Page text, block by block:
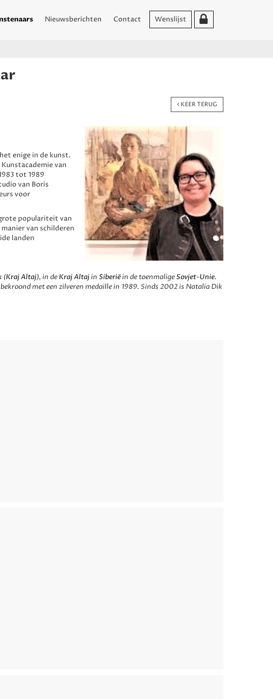
Nieuwsberichten Contact Wenslijst
KEER TERUG
enige in de kunst.
van
tot 1989
van Boris
voor
populariteit van
van schilderen
landen
(Kraj Altaj), in de Kraj Altajin Siberiëin de toenmaligeSovjet-Unie.
met een zilveren medaille in 1989. Sinds 2002 is Natalia Dik